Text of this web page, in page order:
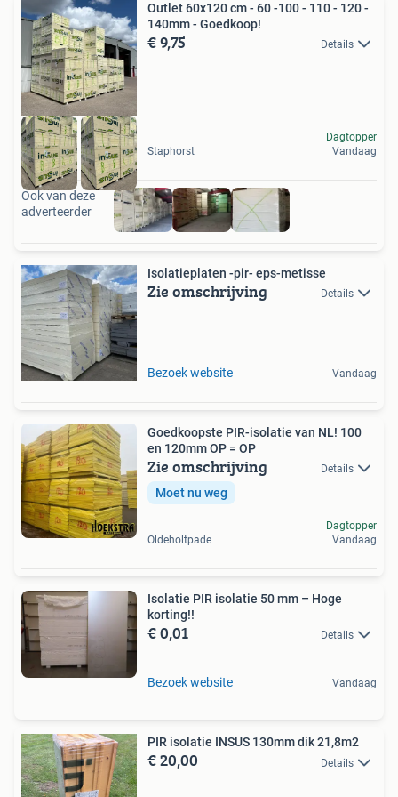
Outlet 60x120 cm - 60 -100 - 110 - 120 -
140mm - Goedkoop!
€ 9,75 Details
Staphorst
Dagtopper
Vandaag
Ook van deze
adverteerder
Isolatieplaten -pir- eps-metisse
Zie omschrijving Details
Bezoek website Vandaag
Goedkoopste PIR-isolatie van NL! 100
en 120mm OP = OP
Zie omschrijving Details
Moet nu weg
Oldeholtpade
Dagtopper
Vandaag
Isolatie PIR isolatie 50 mm – Hoge
korting!!
€ 0,01 Details
Bezoek website Vandaag
PIR isolatie INSUS 130mm dik 21,8m2
€ 20,00 Details